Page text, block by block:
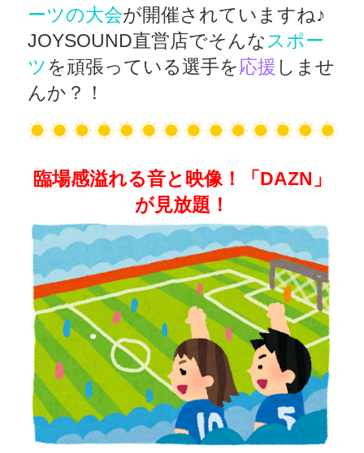
ーツの大会が開催されていますね♪
JOYSOUND直営店でそんな スポー
ツを頑張っている選手を応援 しませ
んか？！
臨場感溢れる音と映像！「DAZN」
が見放題！